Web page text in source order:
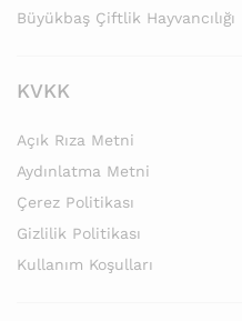
Büyükbaş Çiftlik Hayvancılığı
KVKK
Açık Rıza Metni
Aydınlatma Metni
Çerez Politikası
Gizlilik Politikası
Kullanım Koşulları